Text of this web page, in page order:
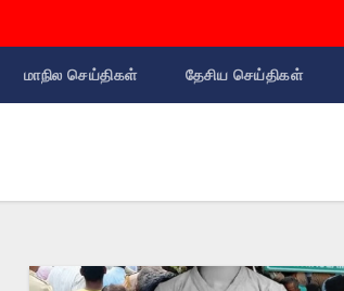
மாநில செய்திகள் தேசிய செய்திகள்